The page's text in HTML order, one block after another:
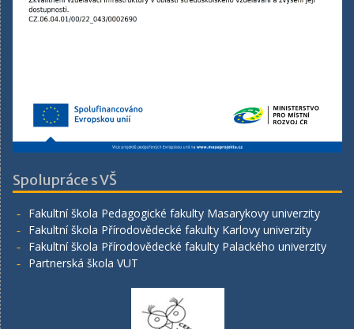
Spolupráce s VŠ
Fakultní škola Pedagogické fakulty Masarykovy univerzity
Fakultní škola Přírodovědecké fakulty Karlovy univerzity
Fakultní škola Přírodovědecké fakulty Palackého univerzity
Partnerská škola VUT